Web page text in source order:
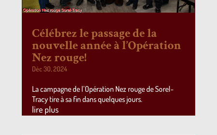
Célébrez le passage de la
nouvelle année à l’Opération
Nez rouge!
Déc 30, 2024
La campagne de l’Opération Nez rouge de Sorel-
Tracy tire à sa fin dans quelques jours.
lire plus